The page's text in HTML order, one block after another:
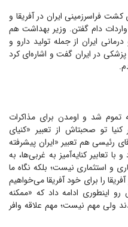
کشت فراسرزمینی ایران در آفریقا و
دام گفتن. وزیر بهداشت هم
ایران از جمله تولید دارو و
در ایران گفت و اشاره‌ای کرد
شد و اومدن برای مذاکرات
تو صحبتاش از تعبیر «کنیای
رئیسی هم تعبیر «ایران پیشرفته
تعابیر کنایه‌آمیز به غربی‌ها، به
و استثماری نیست؛ بلکه نگاه ما
را برای خود آفریقا می‌خواهیم
اینطوری ادامه داد که «ممکنه
ولی مهم نیست؛ مهم علاقه وافر